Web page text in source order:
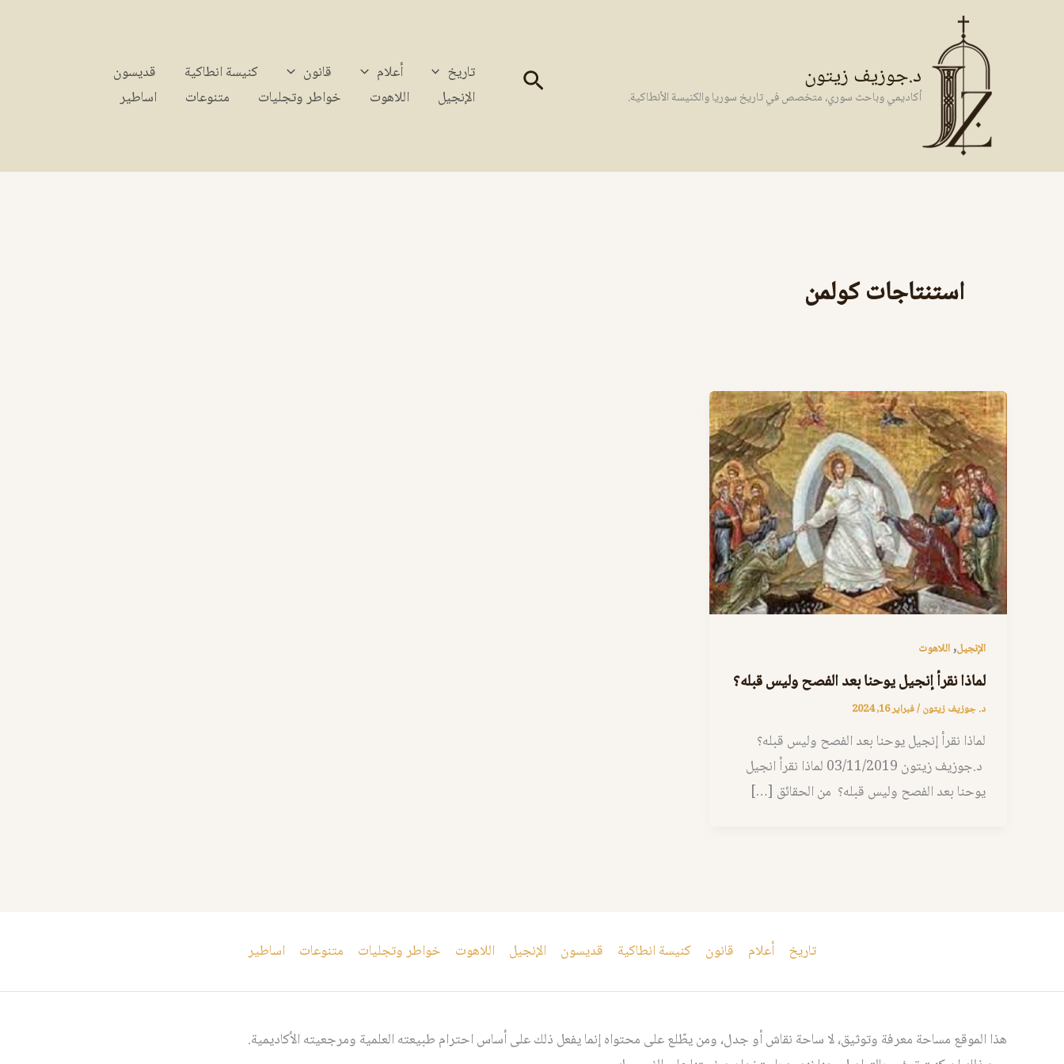
د.جوزيف زيتون
أكاديمي وباحث سوري، متخصص في تاريخ سوريا والكنيسة الأنطاكية. البحث تاريخ أعلام قانون كنيسة انطاكية
قديسون
الإنجيل
اللاهوت خواطر وتجليات متنوعات اساطير
استنتاجات كولمن
الإنجيل,اللاهوت
لماذا نقرأ إنجيل يوحنا بعد الفصح وليس قبله؟
د. جوزيف زيتون/فبراير 16, 2024
لماذا نقرأ إنجيل يوحنا بعد الفصح وليس قبله؟
د.جوزيف زيتون 03/11/2019 لماذا نقرأ انجيل
يوحنا بعد الفصح وليس قبله؟ من الحقائق […]
تاريخ أعلام قانون كنيسة انطاكية قديسون الإنجيل اللاهوت خواطر وتجليات متنوعات اساطير
هذا الموقع مساحة معرفة وتوثيق، لا ساحة نقاش أو جدل، ومن يطّلع على محتواه إنما يفعل ذلك على أساس احترام طبيعته العلمية ومرجعيته الأكاديمية.